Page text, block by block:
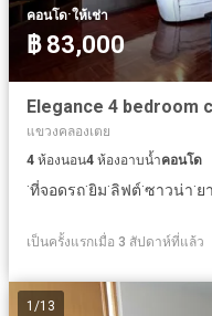
คอนโด·ให้เช่า
฿ 83,000
แขวงคลองเตย
4 ห้องนอน4 ห้องอาบน้ำคอนโด
·ที่จอดรถ·ยิม·ลิฟต์·ซาวน่า·ย
เป็นครั้งแรกเมื่อ 3 สัปดาห์ที่แล้ว
1 /13